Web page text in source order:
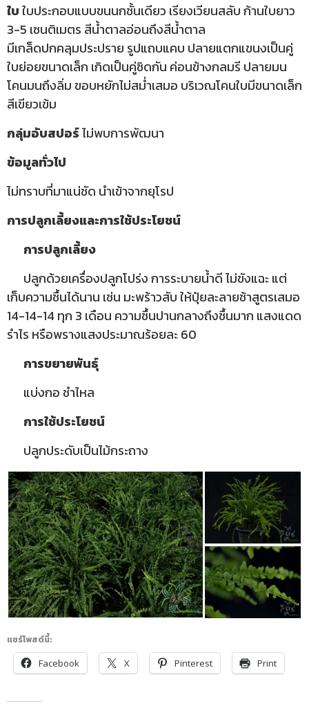
ใบใบประกอบแบบขนนกชั้นเดียว เรียงเวียนสลับ ก้านใบยาว
3-5 เซนติเมตร สีน้ำตาลอ่อนถึงสีน้ำตาล
มีเกล็ดปกคลุมประปราย รูปแถบแคบ ปลายแตกแขนงเป็นคู่
ใบย่อยขนาดเล็ก เกิดเป็นคู่ชิดกัน ค่อนข้างกลมรี ปลายมน
โคนมนถึงลิ่ม ขอบหยักไม่สม่ำเสมอ บริเวณโคนใบมีขนาดเล็ก
สีเขียวเข้ม
กลุ่มอับสปอร์ไม่พบการพัฒนา
ข้อมูลทั่วไป
ไม่ทราบที่มาแน่ชัด นำเข้าจากยุโรป
การปลูกเลี้ยงและการใช้ประโยชน์
การปลูกเลี้ยง
ปลูกด้วยเครื่องปลูกโปร่ง การระบายน้ำดี ไม่ขังแฉะ แต่
เก็บความชื้นได้นาน เช่น มะพร้าวสับ ให้ปุ๋ยละลายช้าสูตรเสมอ
14-14-14 ทุก 3 เดือน ความชื้นปานกลางถึงชื้นมาก แสงแดด
รำไร หรือพรางแสงประมาณร้อยละ 60
การขยายพันธุ์
แบ่งกอ ชำไหล
การใช้ประโยชน์
ปลูกประดับเป็นไม้กระถาง
แชร์โพสต์นี้:
Facebook
X Pinterest Print